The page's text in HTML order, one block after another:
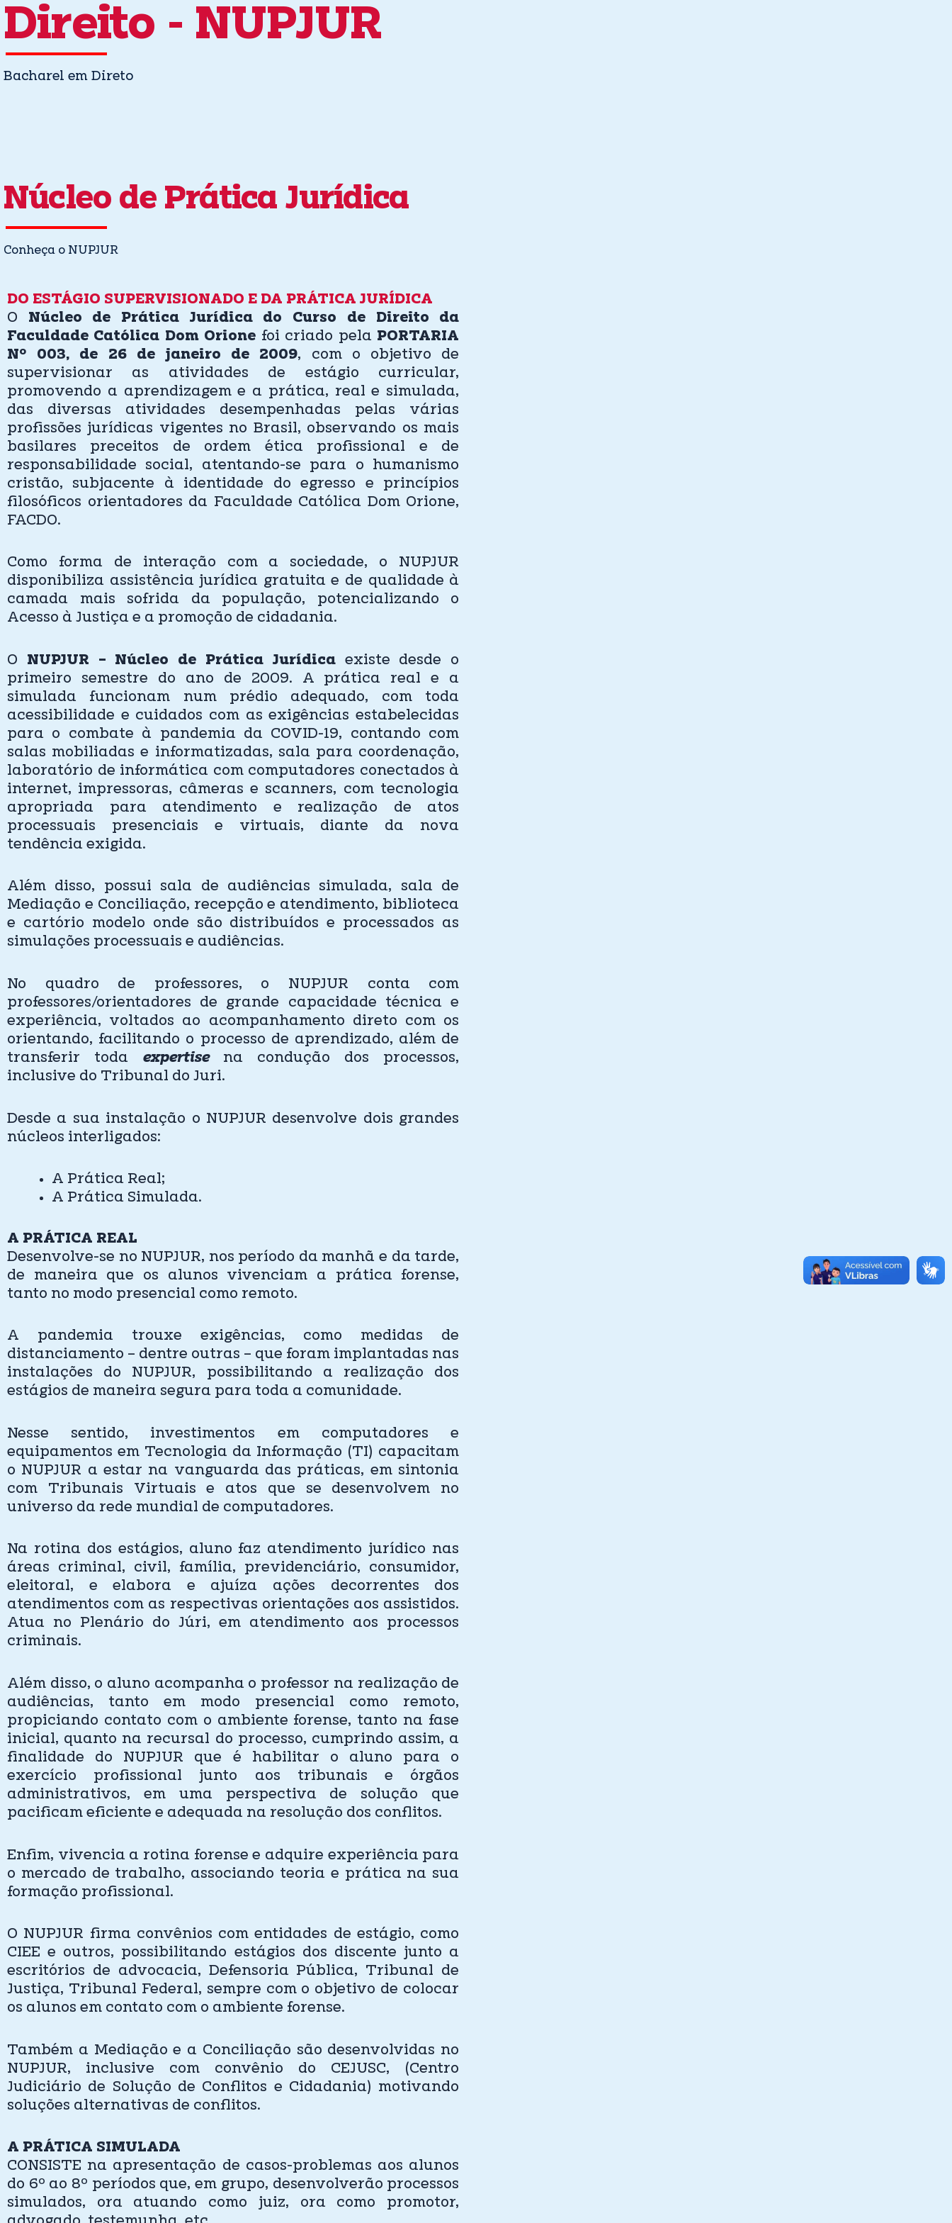
Direito - NUPJUR
Bacharel em Direto
Núcleo de Prática Jurídica
Conheça o NUPJUR
DO ESTÁGIO SUPERVISIONADO E DA PRÁTICA JURÍDICA
O Núcleo de Prática Jurídica do Curso de Direito da
Faculdade Católica Dom Orione foi criado pela PORTARIA
Nº 003, de 26 de janeiro de 2009, com o objetivo de
supervisionar as atividades de estágio curricular,
promovendo a aprendizagem e a prática, real e simulada,
das diversas atividades desempenhadas pelas várias
profissões jurídicas vigentes no Brasil, observando os mais
basilares preceitos de ordem ética profissional e de
responsabilidade social, atentando-se para o humanismo
cristão, subjacente à identidade do egresso e princípios
filosóficos orientadores da Faculdade Católica Dom Orione,
FACDO.
Como forma de interação com a sociedade, o NUPJUR
disponibiliza assistência jurídica gratuita e de qualidade à
camada mais sofrida da população, potencializando o
Acesso à Justiça e a promoção de cidadania.
O NUPJUR – Núcleo de Prática Jurídicaexiste desde o
primeiro semestre do ano de 2009. A prática real e a
simulada funcionam num prédio adequado, com toda
acessibilidade e cuidados com as exigências estabelecidas
para o combate à pandemia da COVID-19, contando com
salas mobiliadas e informatizadas, sala para coordenação,
laboratório de informática com computadores conectados à
internet, impressoras, câmeras e scanners, com tecnologia
apropriada para atendimento e realização de atos
processuais presenciais e virtuais, diante da nova
tendência exigida.
Além disso, possui sala de audiências simulada, sala de
Mediação e Conciliação, recepção e atendimento, biblioteca
e cartório modelo onde são distribuídos e processados as
simulações processuais e audiências.
No quadro de professores, o NUPJUR conta com
professores/orientadores de grande capacidade técnica e
experiência, voltados ao acompanhamento direto com os
orientando, facilitando o processo de aprendizado, além de
transferir toda expertisena condução dos processos,
inclusive do Tribunal do Juri.
Desde a sua instalação o NUPJUR desenvolve dois grandes
núcleos interligados:
A Prática Real;
A Prática Simulada.
A PRÁTICA REAL
Desenvolve-se no NUPJUR, nos período da manhã e da tarde,
de maneira que os alunos vivenciam a prática forense,
tanto no modo presencial como remoto.
A pandemia trouxe exigências, como medidas de
distanciamento – dentre outras – que foram implantadas nas
instalações do NUPJUR, possibilitando a realização dos
estágios de maneira segura para toda a comunidade.
Nesse sentido, investimentos em computadores e
equipamentos em Tecnologia da Informação (TI) capacitam
o NUPJUR a estar na vanguarda das práticas, em sintonia
com Tribunais Virtuais e atos que se desenvolvem no
universo da rede mundial de computadores.
Na rotina dos estágios, aluno faz atendimento jurídico nas
áreas criminal, civil, família, previdenciário, consumidor,
eleitoral, e elabora e ajuíza ações decorrentes dos
atendimentos com as respectivas orientações aos assistidos.
Atua no Plenário do Júri, em atendimento aos processos
criminais.
Além disso, o aluno acompanha o professor na realização de
audiências, tanto em modo presencial como remoto,
propiciando contato com o ambiente forense, tanto na fase
inicial, quanto na recursal do processo, cumprindo assim, a
finalidade do NUPJUR que é habilitar o aluno para o
exercício profissional junto aos tribunais e órgãos
administrativos, em uma perspectiva de solução que
pacificam eficiente e adequada na resolução dos conflitos.
Enfim, vivencia a rotina forense e adquire experiência para
o mercado de trabalho, associando teoria e prática na sua
formação profissional.
O NUPJUR firma convênios com entidades de estágio, como
CIEE e outros, possibilitando estágios dos discente junto a
escritórios de advocacia, Defensoria Pública, Tribunal de
Justiça, Tribunal Federal, sempre com o objetivo de colocar
os alunos em contato com o ambiente forense.
Também a Mediação e a Conciliação são desenvolvidas no
NUPJUR, inclusive com convênio do CEJUSC, (Centro
Judiciário de Solução de Conflitos e Cidadania) motivando
soluções alternativas de conflitos.
A PRÁTICA SIMULADA
CONSISTE na apresentação de casos-problemas aos alunos
do 6º ao 8º períodos que, em grupo, desenvolverão processos
simulados, ora atuando como juiz, ora como promotor,